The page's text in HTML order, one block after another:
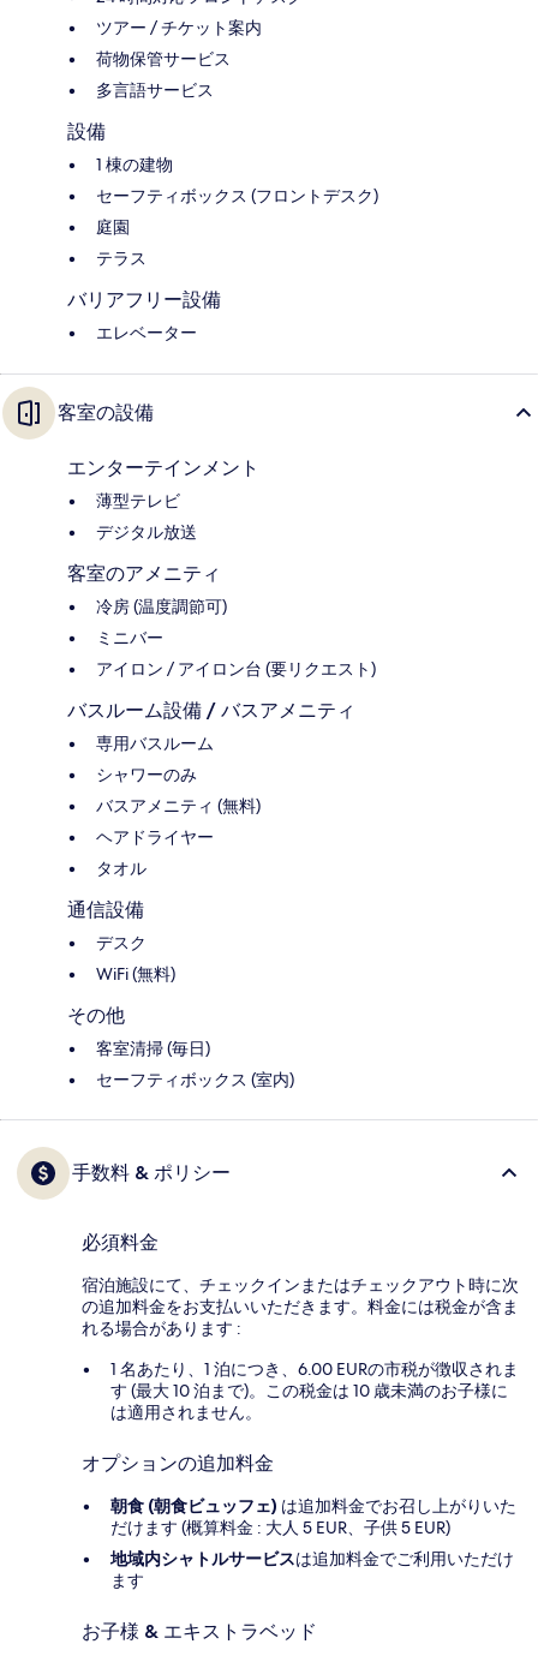
ツアー / チケット案内
荷物保管サービス
多言語サービス
設備
1 棟の建物
セーフティボックス (フロントデスク)
庭園
テラス
バリアフリー設備
エレベーター
客室の設備
エンターテインメント
薄型テレビ
デジタル放送
客室のアメニティ
冷房 (温度調節可)
ミニバー
アイロン / アイロン台 (要リクエスト)
バスルーム設備 / バスアメニティ
専用バスルーム
シャワーのみ
バスアメニティ (無料)
ヘアドライヤー
タオル
通信設備
デスク
WiFi (無料)
その他
客室清掃 (毎日)
セーフティボックス (室内)
手数料 & ポリシー
必須料金
宿泊施設にて、チェックインまたはチェックアウト時に次
の追加料金をお支払いいただきます。料金には税金が含ま
れる場合があります :
1 名あたり、1 泊につき、6.00 EURの市税が徴収されま
す (最大 10 泊まで)。この税金は 10 歳未満のお子様に
は適用されません。
オプションの追加料金
朝食 (朝食ビュッフェ) は追加料金でお召し上がりいた
だけます (概算料金 : 大人 5 EUR、子供 5 EUR)
地域内シャトルサービスは追加料金でご利用いただけ
ます
お子様 & エキストラベッド